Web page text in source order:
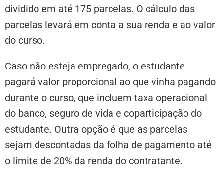
dividido em até 175 parcelas. O cálculo das
parcelas levará em conta a sua renda e ao valor
do curso.
Caso não esteja empregado, o estudante
pagará valor proporcional ao que vinha pagando
durante o curso, que incluem taxa operacional
do banco, seguro de vida e coparticipação do
estudante. Outra opção é que as parcelas
sejam descontadas da folha de pagamento até
o limite de 20% da renda do contratante.